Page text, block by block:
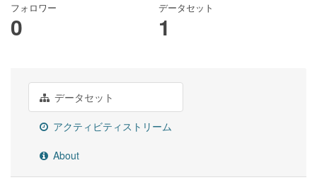
フォロワー
0
データセット
1
データセット
アクティビティストリーム
About